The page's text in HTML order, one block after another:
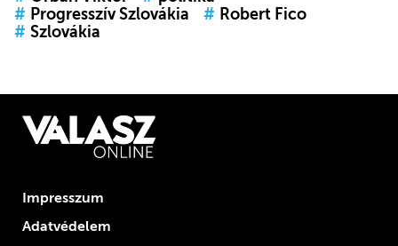
# Progresszív Szlovákia # Robert Fico
# Szlovákia
Impresszum
Adatvédelem